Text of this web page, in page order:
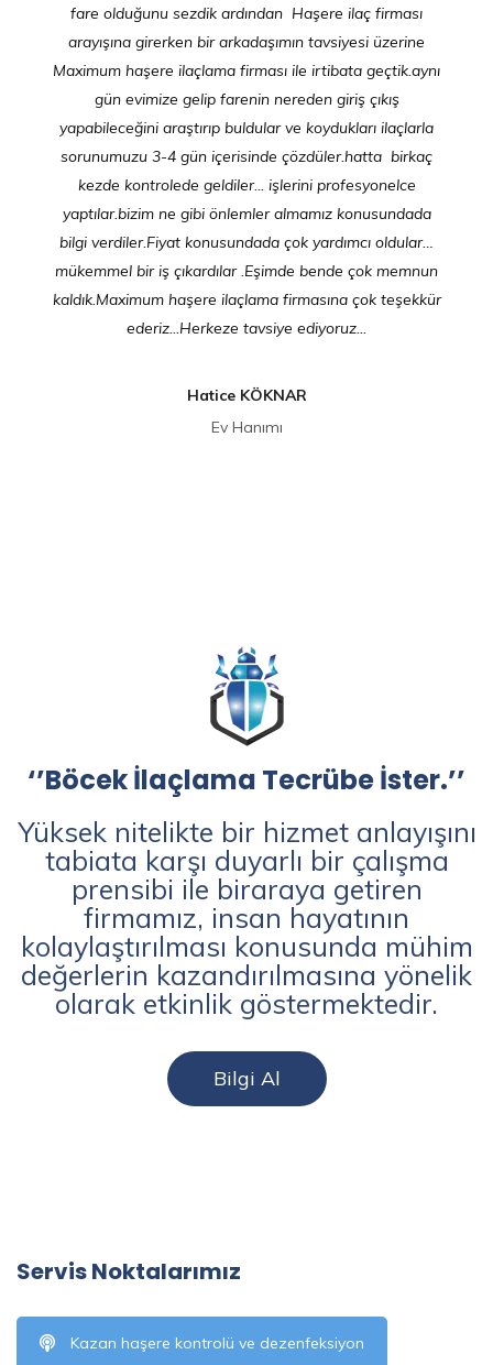
fare olduğunu sezdik ardından Haşere ilaç firması
arayışına girerken bir arkadaşımın tavsiyesi üzerine
Maximum haşere ilaçlama firması ile irtibata geçtik.aynı
gün evimize gelip farenin nereden giriş çıkış
yapabileceğini araştırıp buldular ve koydukları ilaçlarla
sorunumuzu 3-4 gün içerisinde çözdüler.hatta birkaç
kezde kontrolede geldiler... işlerini profesyonelce
yaptılar.bizim ne gibi önlemler almamız konusundada
bilgi verdiler.Fiyat konusundada çok yardımcı oldular…
mükemmel bir iş çıkardılar .Eşimde bende çok memnun
kaldık.Maximum haşere ilaçlama firmasına çok teşekkür
ederiz...Herkeze tavsiye ediyoruz...
Hatice KÖKNAR
Ev Hanımı
‘’Böcek İlaçlama Tecrübe İster.’’
Yüksek nitelikte bir hizmet anlayışını
tabiata karşı duyarlı bir çalışma
prensibi ile biraraya getiren
firmamız, insan hayatının
kolaylaştırılması konusunda mühim
değerlerin kazandırılmasına yönelik
olarak etkinlik göstermektedir.
Bilgi Al
Servis Noktalarımız
Kazan haşere kontrolü ve dezenfeksiyon